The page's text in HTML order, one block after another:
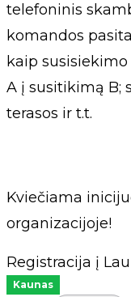
telefoninis
komandos
kaip
A į susitikimą B;
terasos ir t.t.
Kviečiama
organizacijoje!
Registracija į
Kaunas